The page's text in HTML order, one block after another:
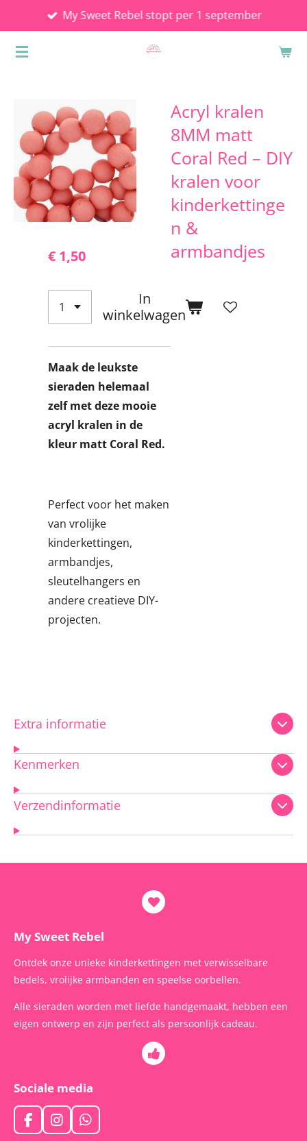
direct
naar
My Sweet Rebel stopt per 1 september
Acryl kralen
8MM matt
Coral Red – DIY
kralen voor
kinderkettinge
n &
armbandjes
€ 1,50
In
winkelwagen
Maak de leukste
sieraden helemaal
zelf met deze mooie
acryl kralen in de
kleur matt Coral Red.
Perfect voor het maken
van vrolijke
kinderkettingen,
armbandjes,
sleutelhangers en
andere creatieve DIY-
projecten.
Extra informatie
Kenmerken
Verzendinformatie
My Sweet Rebel
Ontdek onze unieke kinderkettingen met verwisselbare
bedels, vrolijke armbanden en speelse oorbellen.
Alle sieraden worden met liefde handgemaakt, hebben een
eigen ontwerp en zijn perfect als persoonlijk cadeau.
Sociale media
F
a
I
n
W
h